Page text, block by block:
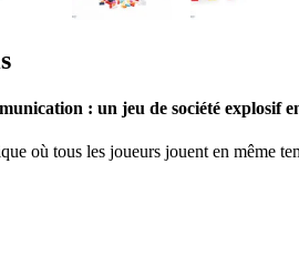
: un jeu de société explosif
où tous les joueurs jouent en même